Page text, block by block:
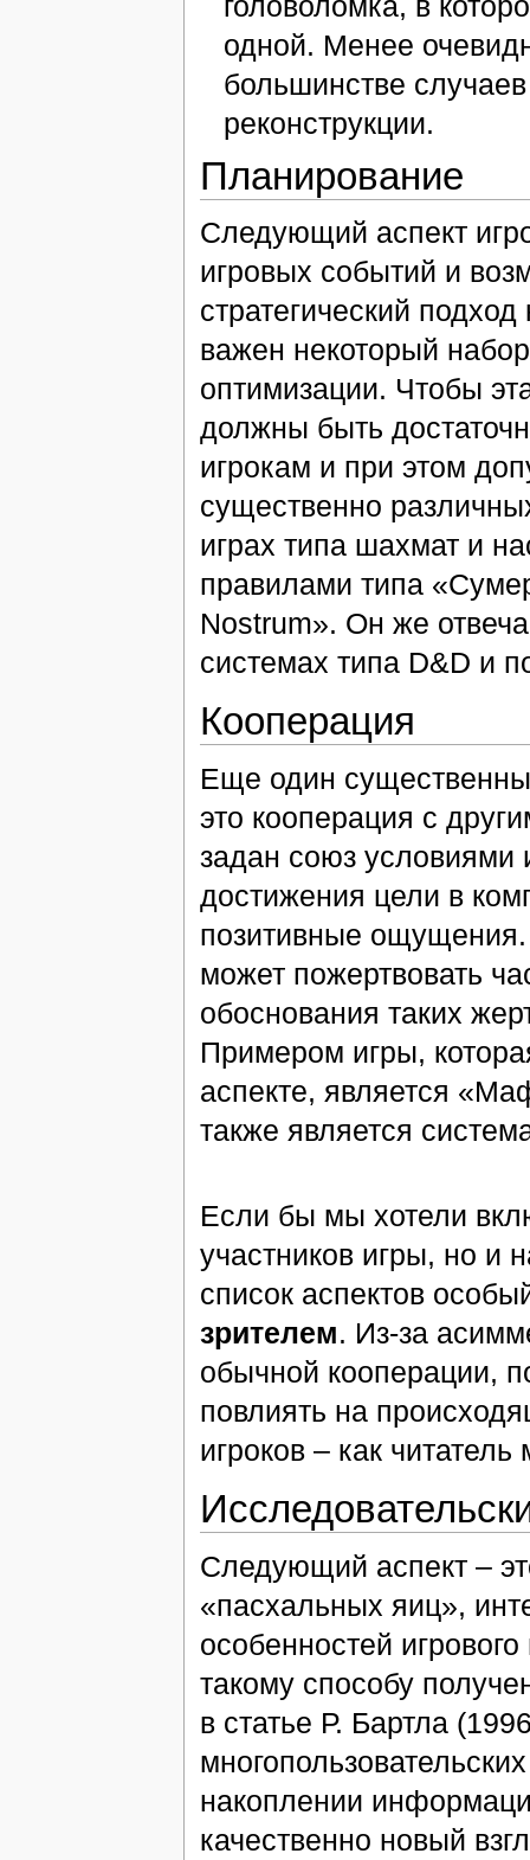
одной. Менее
большинстве
реконструкции.
Планирование
Следующий аспект
игровых событий и
стратегический
важен некоторый
оптимизации. Чтобы
должны быть
игрокам и при этом
существенно
играх типа шахмат и
правилами типа
Nostrum». Он же
системах типа D&D и
Кооперация
Еще один
это кооперация с
задан союз условиями
достижения цели в
позитивные ощущения.
может пожертвовать
обоснования таких
Примером игры,
аспекте, является
также является
Если бы мы хотели
участников игры, но и
список аспектов
зрителем. Из-за
обычной кооперации,
повлиять на
игроков – как
Следующий аспект –
«пасхальных яиц»,
особенностей
такому способу
в статье Р. Бартла
накоплении
качественно новый